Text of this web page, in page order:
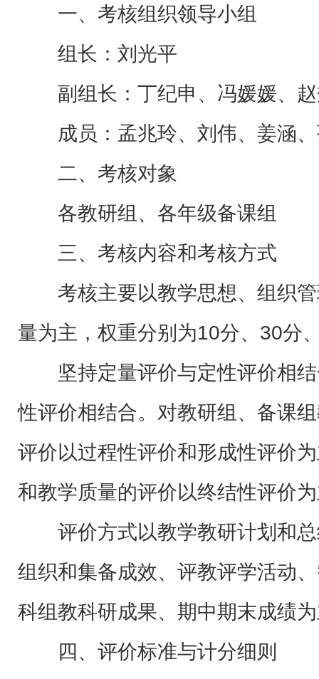
一、考核组织领导小组
组长：刘光平
副组长：丁纪申、冯媛媛、
成员：孟兆玲、刘伟、姜涵
二、考核对象
各教研组、各年级备课组
三、考核内容和考核方式
考核主要以教学思想、组织
量为主，权重分别为10分、30分
坚持定量评价与定性评价相
性评价相结合。对教研组、备课
评价以过程性评价和形成性评价
和教学质量的评价以终结性评价
评价方式以教学教研计划和
组织和集备成效、评教评学活动
科组教科研成果、期中期末成绩
四、评价标准与计分细则